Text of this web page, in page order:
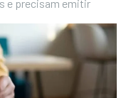
e precisam emitir